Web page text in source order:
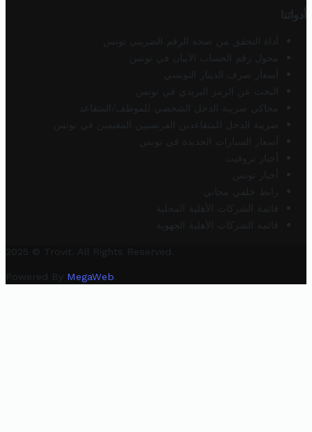
أدواتنا
أداة التحقق من صحة الرقم الضريبي تونس
محول رقم الحساب الآيبان في تونس
أسعار صرف الدينار التونسي
البحث عن الرمز البريدي في تونس
محاكي ضريبة الدخل الشخصي للموظف/المتقاعد
ضريبة الدخل للمتقاعدين الفرنسيين المقيمين في تونس
أسعار السيارات الجديدة في تونس
أخبار تروفيت
أخبار تونس
رابط خلفي مجاني
قائمة الشركات الأهلية المحلية
قائمة الشركات الأهلية الجهوية
2025 © Trovit. All Rights Reserved.
Powered By MegaWeb